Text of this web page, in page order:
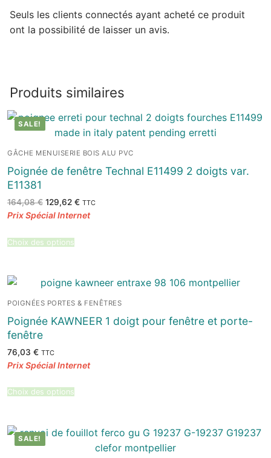
Seuls les clients connectés ayant acheté ce produit
ont la possibilité de laisser un avis.
Produits similaires
SALE!
GÂCHE MENUISERIE BOIS ALU PVC
Poignée de fenêtre Technal E11499 2 doigts var.
E11381
164,08€ Le
prix
initial
129,62 €Le
actuel
TTC
Choix des options
POIGNÉES PORTES & FENÊTRES
Poignée KAWNEER 1 doigt pour fenêtre et porte-
fenêtre
76,03 € TTC
Choix des options
SALE!